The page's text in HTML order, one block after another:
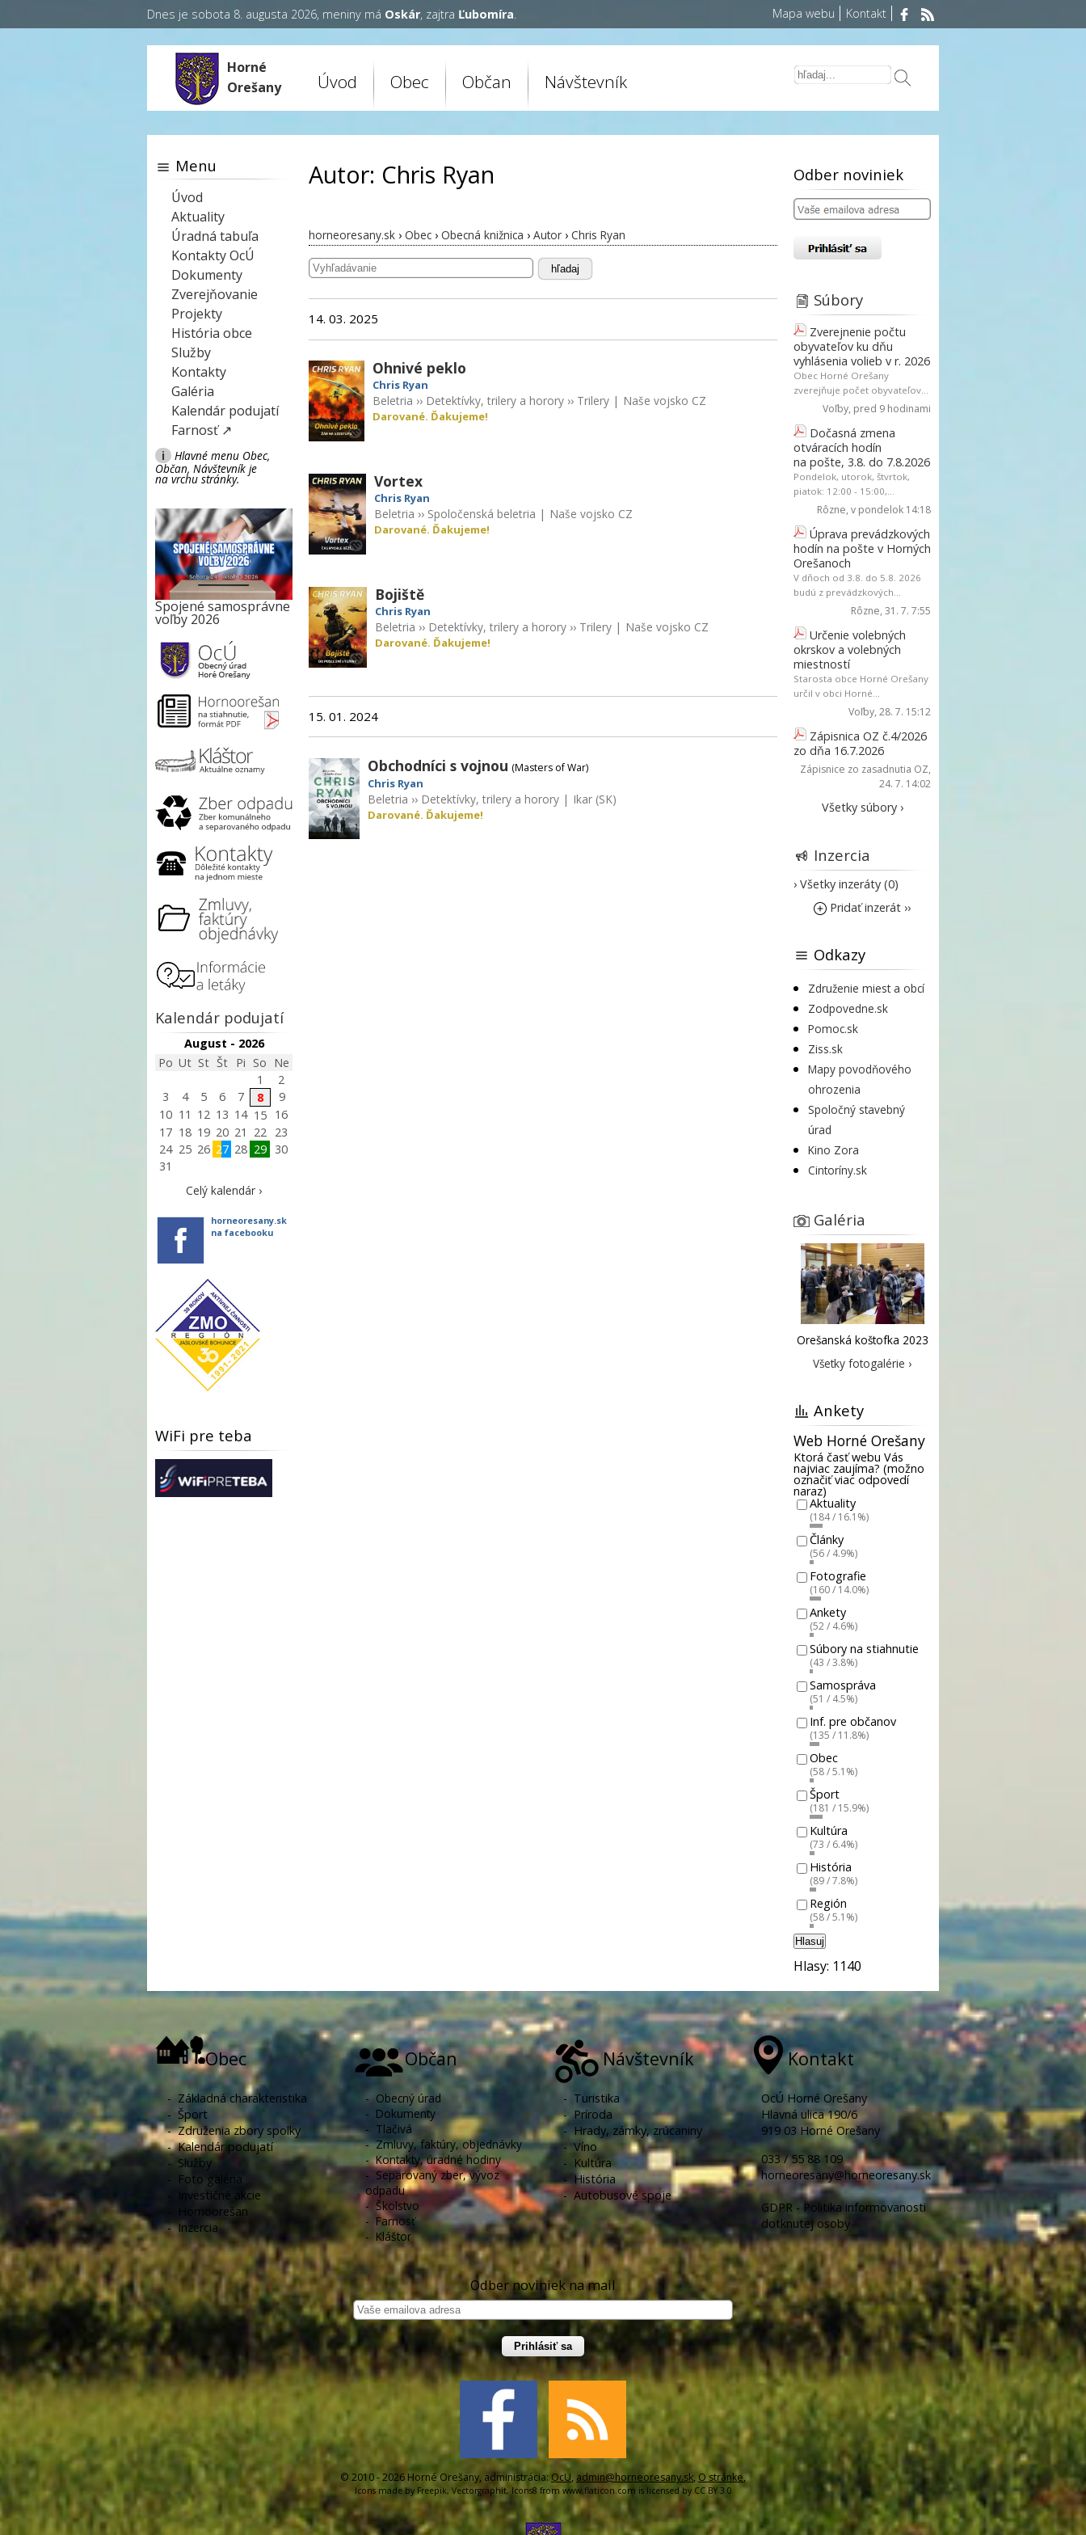
Dnes je sobota 8. augusta 2026, meniny má Oskár, zajtra Ľubomíra. Mapa webu Kontakt
Horné
Orešany
Úvod Obec Občan Návštevník
Autor: Chris Ryan
horneoresany.sk › Obec › Obecná knižnica › Autor › Chris Ryan
hľadaj
14. 03. 2025
Ohnivé peklo
Chris Ryan
Beletria ›› Detektívky, trilery a horory›› Trilery| Naše vojsko CZ
Darované. Ďakujeme!
Vortex
Chris Ryan
Beletria ›› Spoločenská beletria | Naše vojsko CZ
Darované. Ďakujeme!
Bojiště
Chris Ryan
Beletria ›› Detektívky, trilery a horory ›› Trilery | Naše vojsko CZ
Darované. Ďakujeme!
15. 01. 2024
Obchodníci s vojnou (Masters of War)
Chris Ryan
Beletria ›› Detektívky, trilery a horory| Ikar (SK)
Darované. Ďakujeme!
Menu
Úvod
Aktuality
Úradná tabuľa
Kontakty OcÚ
Dokumenty
Zverejňovanie
Projekty
História obce
Služby
Kontakty
Galéria
Kalendár podujatí
Farnosť ↗
i
Hlavné menu Obec,
Občan, Návštevník je
na vrchu stránky.
Spojené samosprávne
voľby 2026
Kalendár podujatí
August - 2026
Po Ut St Št Pi So Ne
1
2
3
4 5 6 7 8
9
10 11 12 13 14 15
16
17 18 19 20 21 22
23
24 25 26 27 28 29
30
31
Celý kalendár ›
horneoresany.sk
na facebooku
WiFi pre teba
Odber noviniek
Súbory
Zverejnenie počtu
obyvateľov ku dňu
vyhlásenia volieb v r. 2026
Obec Horné Orešany
zverejňuje počet obyvateľov...
Voľby, pred 9 hodinami
Dočasná zmena
otváracích hodín
na pošte, 3.8. do 7.8.2026
Pondelok, utorok, štvrtok,
piatok: 12:00 - 15:00,...
Rôzne, v pondelok 14:18
Úprava prevádzkových
hodín na pošte v Horných
Orešanoch
V dňoch od 3.8. do 5.8. 2026
budú z prevádzkových...
Rôzne, 31. 7. 7:55
Určenie volebných
okrskov a volebných
miestností
Starosta obce Horné Orešany
určil v obci Horné...
Voľby, 28. 7. 15:12
Zápisnica OZ č.4/2026
zo dňa 16.7.2026
Zápisnice zo zasadnutia OZ,
24. 7. 14:02
Všetky súbory ›
Inzercia
› Všetky inzeráty (0)
Pridať inzerát ››
Odkazy
Združenie miest a obcí
Zodpovedne.sk
Pomoc.sk
Ziss.sk
Mapy povodňového
ohrozenia
Spoločný stavebný
úrad
Kino Zora
Cintoríny.sk
Galéria
Orešanská koštofka 2023
Všetky fotogalérie ›
Ankety
Web Horné Orešany
Ktorá časť webu Vás
najviac zaujíma? (možno
označiť viac odpovedí
naraz)
Aktuality
(184 / 16.1%)
Články
(56 / 4.9%)
Fotografie
(160 / 14.0%)
Ankety
(52 / 4.6%)
Súbory na stiahnutie
(43 / 3.8%)
Samospráva
(51 / 4.5%)
Inf. pre občanov
(135 / 11.8%)
Obec
(58 / 5.1%)
Šport
(181 / 15.9%)
Kultúra
(73 / 6.4%)
História
(89 / 7.8%)
Región
(58 / 5.1%)
Hlasuj
Hlasy: 1140
Obec
- Základná charakteristika
- Šport
-Združenia zbory spolky
-Kalendár podujatí
- Služby
- Foto galéria
- Investičné akcie
Hornoorešan
-Inzercia
Občan
- Obecný úrad
- Dokumenty
- Tlačivá
-Zmluvy, faktúry, objednávky
-Kontakty, úradné hodiny
-Separovaný zber, vývoz
odpadu
- Školstvo
-Farnosť
- Kláštor
Návštevník
- Turistika
- Príroda
-Hrady, zámky, zrúcaniny
-Víno
- Kultúra
- História
-Autobusové spoje
Kontakt
OcÚ Horné Orešany
Hlavná ulica 190/6
919 03 Horné Orešany
033 / 55 88 109
horneoresany@horneoresany.sk
GDPR - Politika informovanosti
dotknutej osoby
Odber noviniek na mail
Prihlásiť sa
© 2010 - 2026 Horné Orešany, administrácia: OcU, admin@horneoresany.sk, O stránke,
Icons made by Freepik, Vectorgraphit, Icons8 from www.flaticon.com is licensed by CC BY 3.0